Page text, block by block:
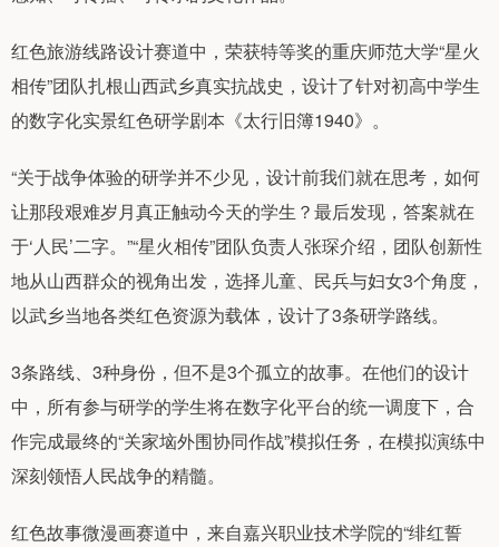
红色旅游线路设计赛道中，荣获特等奖的重庆师范大学“星火
相传”团队扎根山西武乡真实抗战史，设计了针对初高中学生
的数字化实景红色研学剧本《太行旧簿1940》。
“关于战争体验的研学并不少见，设计前我们就在思考，如何
让那段艰难岁月真正触动今天的学生？最后发现，答案就在
于‘人民’二字。”“星火相传”团队负责人张琛介绍，团队创新性
地从山西群众的视角出发，选择儿童、民兵与妇女3个角度，
以武乡当地各类红色资源为载体，设计了3条研学路线。
3条路线、3种身份，但不是3个孤立的故事。在他们的设计
中，所有参与研学的学生将在数字化平台的统一调度下，合
作完成最终的“关家垴外围协同作战”模拟任务，在模拟演练中
深刻领悟人民战争的精髓。
红色故事微漫画赛道中，来自嘉兴职业技术学院的“绯红誓